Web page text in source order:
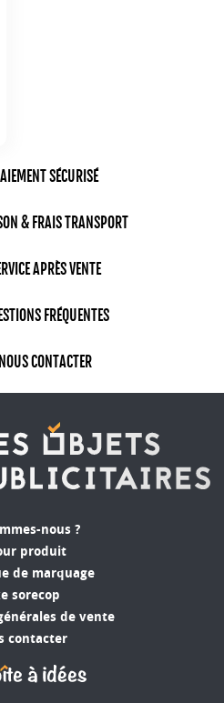
SÉCURISÉ
& FRAIS TRANSPORT
APRÈS VENTE
FRÉQUENTES
NOUS CONTACTER
nous ?
produit
de marquage
sorecop
de vente
contacter